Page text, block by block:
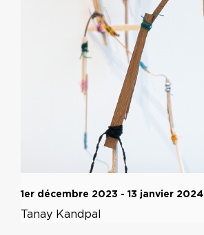
1er décembre 2023 - 13 janvier 2024
Tanay Kandpal